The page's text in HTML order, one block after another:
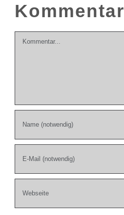
Kommentar
Kommentar